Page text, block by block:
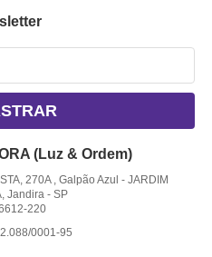
(Luz & Ordem)
270A , Galpão Azul - JARDIM
Jandira- SP
220
0001-95